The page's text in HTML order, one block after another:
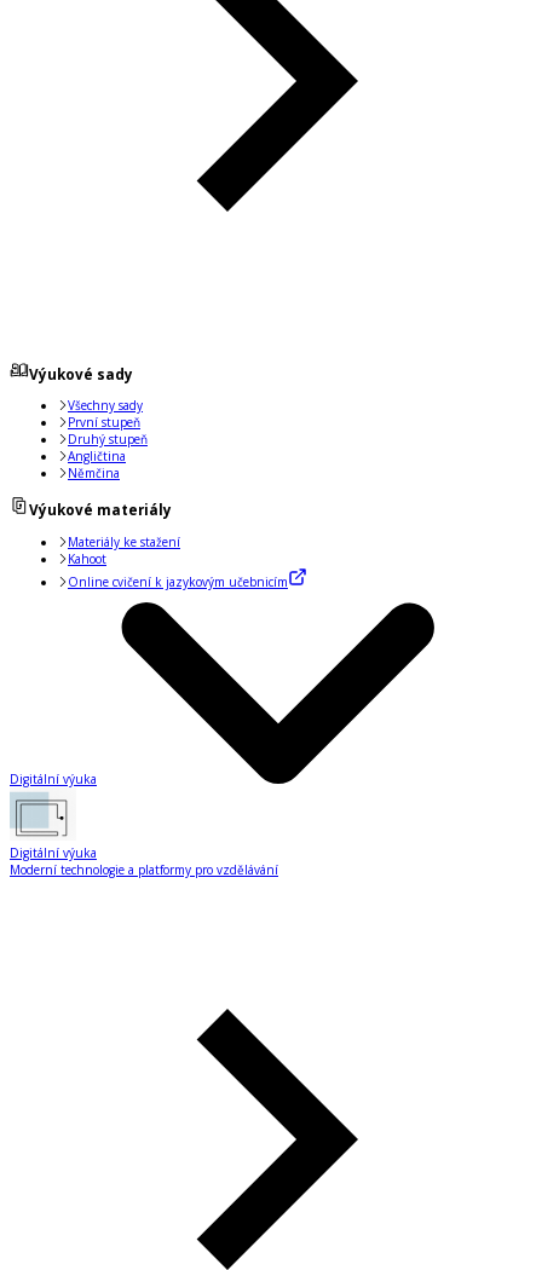
Výukové sady
Všechny sady
První stupeň
Druhý stupeň
Angličtina
Němčina
Výukové materiály
Materiály ke stažení
Kahoot
Online cvičení k jazykovým učebnicím
Digitální výuka
Digitální výuka
Moderní technologie a platformy pro vzdělávání